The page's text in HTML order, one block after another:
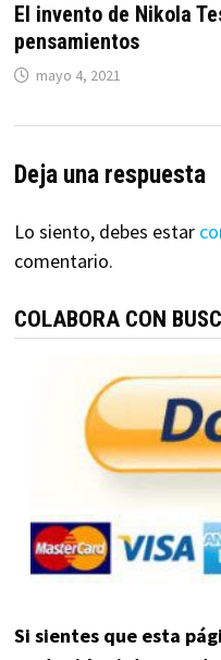
El invento de Nikola
pensamientos
mayo 4, 2021
Deja una respuesta
Lo siento, debes estar
comentario.
COLABORA CON
Si sientes que esta